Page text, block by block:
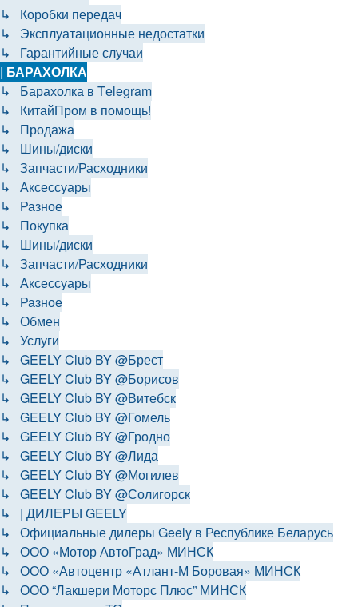
↳ Коробки передач
↳ Эксплуатационные недостатки
↳ Гарантийные случаи
| БАРАХОЛКА
↳ Барахолка в Tеlegram
↳ КитайПром в помощь!
↳ Продажа
↳ Шины/диски
↳ Запчасти/Расходники
↳ Аксессуары
↳ Разное
↳ Покупка
↳ Шины/диски
↳ Запчасти/Расходники
↳ Аксессуары
↳ Разное
↳ Обмен
↳ Услуги
↳ GEELY Club BY @Брест
↳ GEELY Club BY @Борисов
↳ GEELY Club BY @Витебск
↳ GEELY Club BY @Гомель
↳ GEELY Club BY @Гродно
↳ GEELY Club BY @Лида
↳ GEELY Club BY @Могилев
↳ GEELY Club BY @Солигорск
↳ | ДИЛЕРЫ GEELY
↳ Официальные дилеры Geely в Республике Беларусь
↳ ООО «Мотор АвтоГрад» МИНСК
↳ ООО «Автоцентр «Атлант-М Боровая» МИНСК
↳ ООО “Лакшери Моторс Плюс” МИНСК